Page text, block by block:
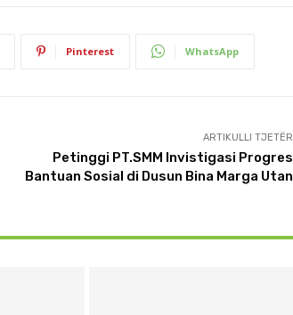
Pinterest WhatsApp
ARTIKULLI TJETËR
Petinggi PT.SMM Invistigasi Progres
Bantuan Sosial di Dusun Bina Marga Utan